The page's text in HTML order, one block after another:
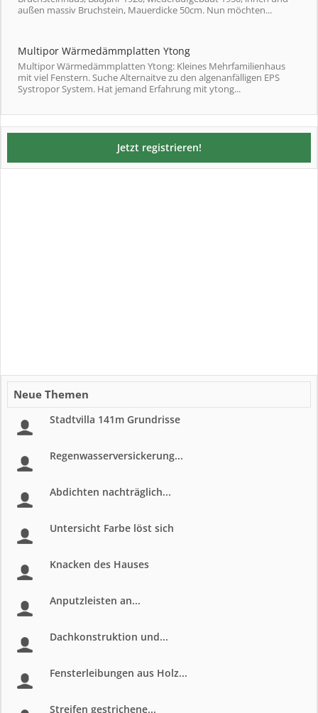
außen massiv Bruchstein, Mauerdicke 50cm. Nun möchten...
Multipor Wärmedämmplatten Ytong
Multipor Wärmedämmplatten Ytong: Kleines Mehrfamilienhaus
mit viel Fenstern. Suche Alternaitve zu den algenanfälligen EPS
Systropor System. Hat jemand Erfahrung mit ytong...
Jetzt registrieren!
Neue Themen
Stadtvilla 141m Grundrisse
Regenwasserversickerung...
Abdichten nachträglich...
Untersicht Farbe löst sich
Knacken des Hauses
Anputzleisten an...
Dachkonstruktion und...
Fensterleibungen aus Holz...
Streifen gestrichene...